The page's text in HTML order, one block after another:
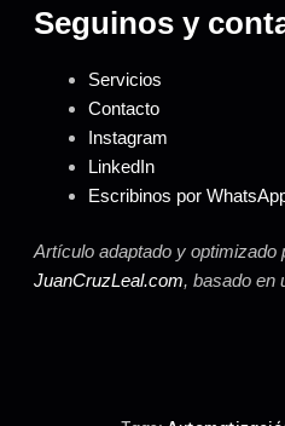
Seguinos y
Servicios
Contacto
Instagram
LinkedIn
Escribinos por
Artículo adaptado y optimizado
JuanCruzLeal.com, basado en